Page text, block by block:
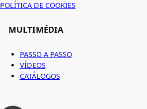
POLÍTICA DE COOKIES
MULTIMÉDIA
PASSO A PASSO
VÍDEOS
CATÁLOGOS